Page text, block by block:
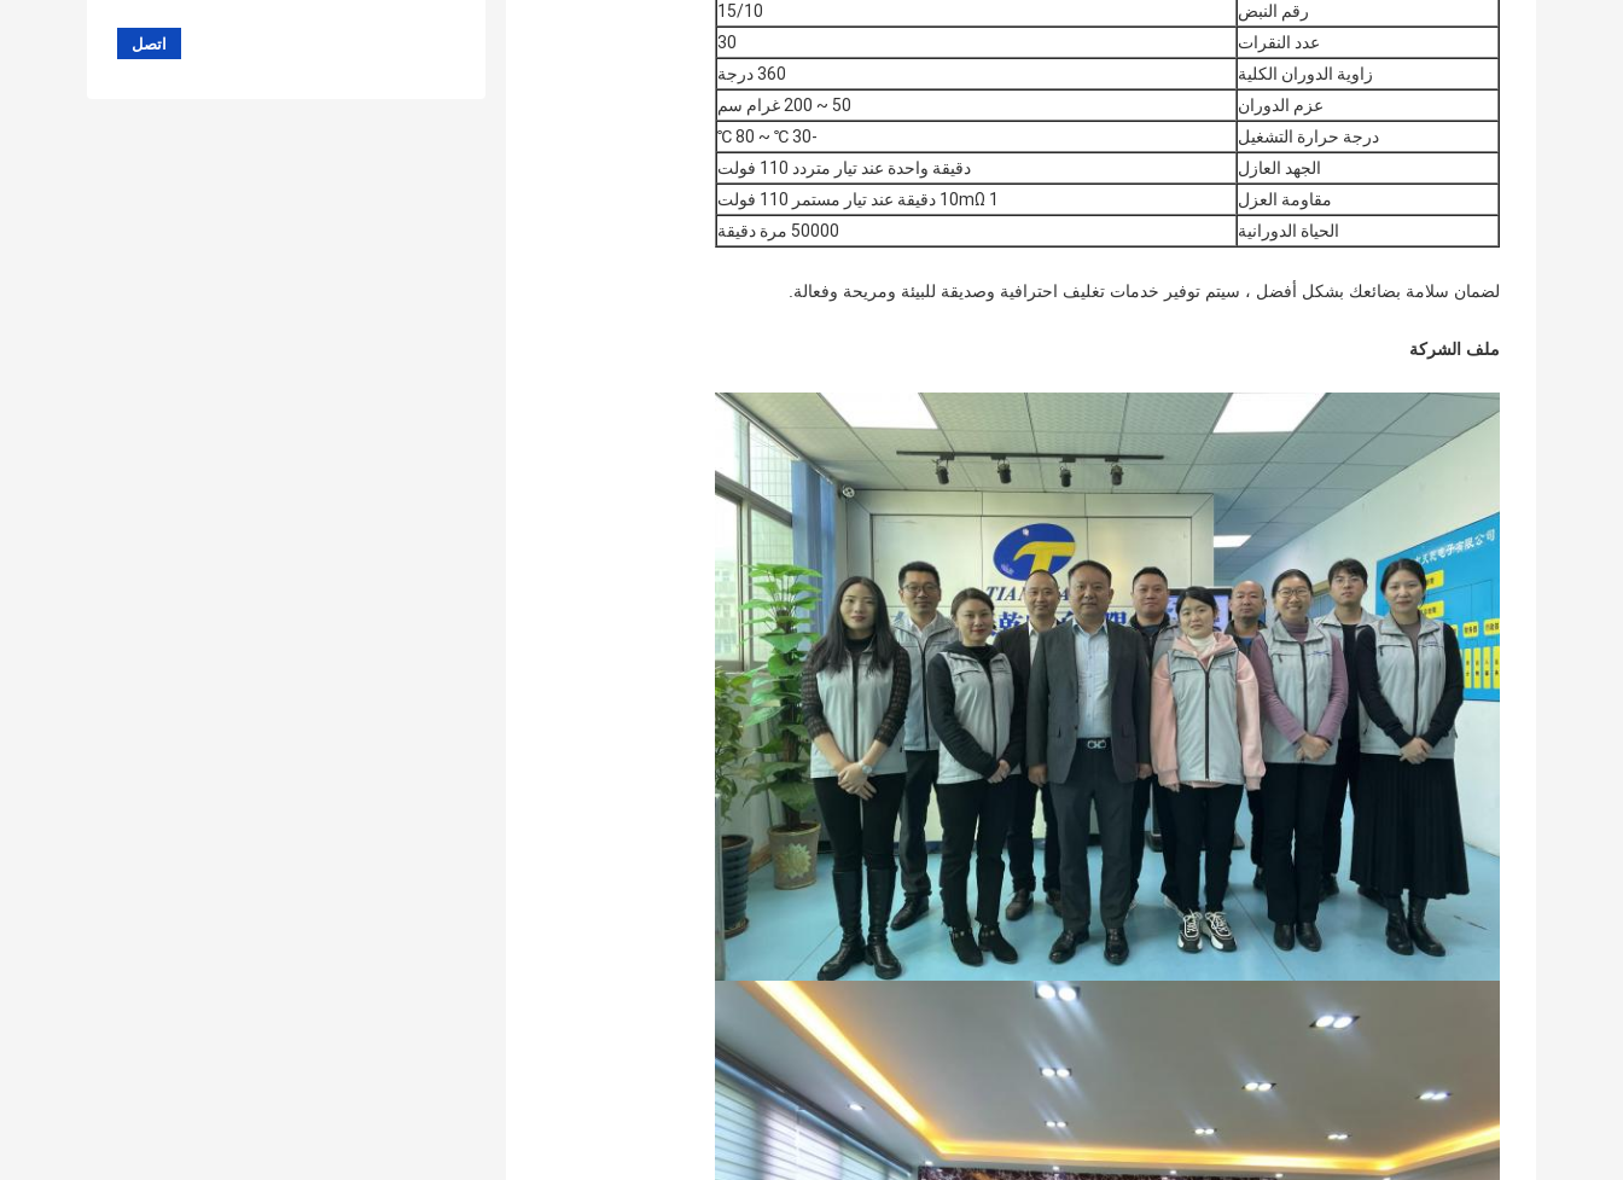
رقم النبض
15/10
عدد النقرات
30
زاوية الدوران الكلية
360 درجة
عزم الدوران
50 ~ 200 غرام سم
درجة حرارة التشغيل
-30 ℃ ~ 80 ℃
الجهد العازل
دقيقة واحدة عند تيار متردد 110 فولت
مقاومة العزل
10mΩ 1 دقيقة عند تيار مستمر 110 فولت
الحياة الدورانية
50000 مرة دقيقة
لضمان سلامة بضائعك بشكل أفضل ، سيتم توفير خدمات تغليف احترافية وصديقة للبيئة ومريحة وفعالة.
ملف الشركة